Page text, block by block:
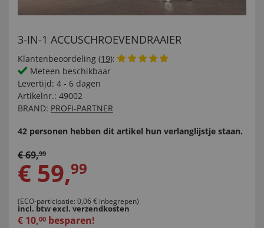
3-IN-1 ACCUSCHROEVENDRAAIER
Klantenbeoordeling (19):
Meteen beschikbaar
Levertijd: 4 - 6 dagen
Artikelnr.: 49002
BRAND: PROFI-PARTNER
42 personen hebben dit artikel hun verlanglijstje staan.
€69,99
€ 59,99
(ECO-participatie: 0,06 € inbegrepen)
incl. btwexcl. verzendkosten
€ 10,00 besparen!